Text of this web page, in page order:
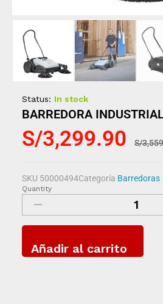
Status: In stock
BARREDORA
S/3,299.90 S/
SKU 50000494Categoría Barredoras
Quantity
Añadir al carrito